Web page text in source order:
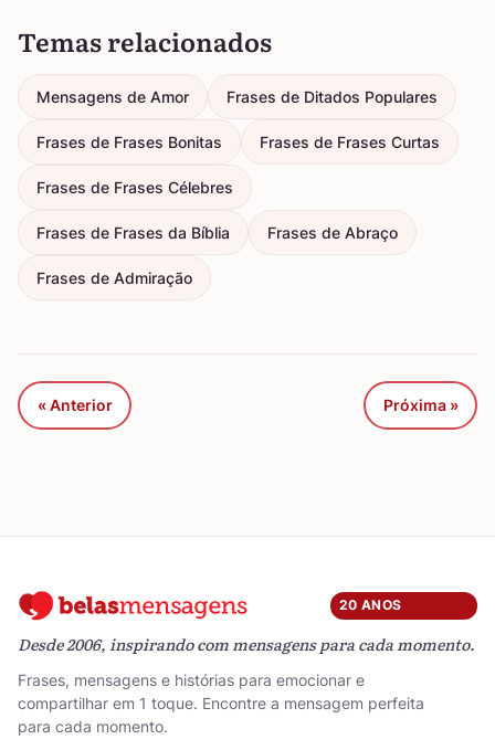
Temas relacionados
Mensagens de Amor Frases de Ditados Populares
Frases de Frases Bonitas Frases de Frases Curtas
Frases de Frases Célebres
Frases de Frases da Bíblia Frases de Abraço
Frases de Admiração
« Anterior Próxima »
20 ANOS
Desde 2006, inspirando com mensagens para cada momento.
Frases, mensagens e histórias para emocionar e
compartilhar em 1 toque. Encontre a mensagem perfeita
para cada momento.